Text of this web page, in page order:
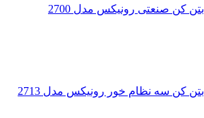
بتن کن صنعتی رونیکس مدل 2700
بتن کن سه نظام خور رونیکس مدل 2713